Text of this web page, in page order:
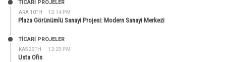
ARA 10TH 12:14 PM
TİCARİ PROJELER
Plaza Görünümlü Sanayi Projesi: Modern Sanayi Merkezi
KAS 29TH 12:23 PM
TİCARİ PROJELER
Usta Ofis